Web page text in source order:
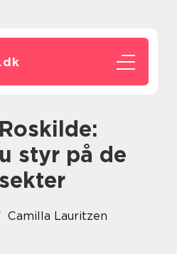
dk
styr på de
Camilla Lauritzen